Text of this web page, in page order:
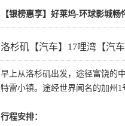
【银榜惠享】好莱坞-环球影城
洛杉矶【汽车】17哩湾【汽
早上从洛杉矶出发，途径富饶的
特雷小镇。途经世界闻名的加州
行程安排：